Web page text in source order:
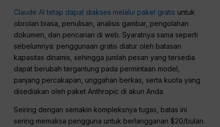
Claude AI tetap dapat diakses melalui paket gratis untuk
obrolan biasa, penulisan, analisis gambar, pengolahan
dokumen, dan pencarian di web. Syaratnya sama seperti
sebelumnya: penggunaan gratis diatur oleh batasan
kapasitas dinamis, sehingga jumlah pesan yang tersedia
dapat berubah tergantung pada permintaan model,
panjang percakapan, unggahan berkas, serta kuota yang
disediakan oleh paket Anthropic di akun Anda.
Seiring dengan semakin kompleksnya tugas, batas ini
sering memaksa pengguna untuk berlangganan $20/bulan.